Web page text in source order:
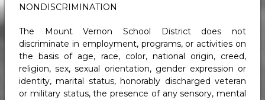
NONDISCRIMINATION
The Mount Vernon School District does not
discriminate in employment, programs, or activities on
the basis of age, race, color, national origin, creed,
religion, sex, sexual orientation, gender expression or
identity, marital status, honorably discharged veteran
or military status, the presence of any sensory, mental